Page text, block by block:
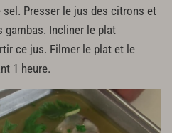
Presser le jus des citrons et
gambas. Incliner le plat
ce jus. Filmer le plat et le
1 heure.